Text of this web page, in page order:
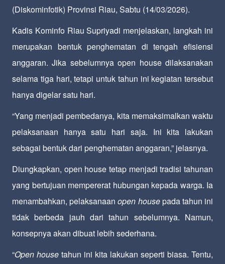
(Diskominfotik) Provinsi Riau, Sabtu (14/03/2026).
Kadis Kominfo Riau Supriyadi menjelaskan, langkah ini
merupakan bentuk penghematan di tengah efisiensi
anggaran. Jika sebelumnya open house dilaksanakan
selama tiga hari, tetapi untuk tahun ini kegiatan tersebut
hanya digelar satu hari.
“Yang menjadi pembedanya, kita memaksimalkan waktu
pelaksanaan hanya satu hari saja. Ini kita lakukan
sebagai bentuk dari penghematan anggaran,” jelasnya.
Diungkapkan, open house tetap menjadi tradisi tahunan
yang bertujuan mempererat hubungan kepada warga. Ia
menambahkan, pelaksanaanopen housepada tahun ini
tidak berbeda jauh dari tahun sebelumnya. Namun,
konsepnya akan dibuat lebih sederhana.
“Open house tahun ini kita lakukan seperti biasa. Tentu,